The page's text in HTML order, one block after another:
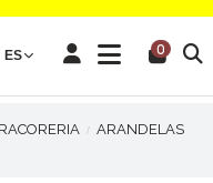
ES 0
RACORERIA
ARANDELAS